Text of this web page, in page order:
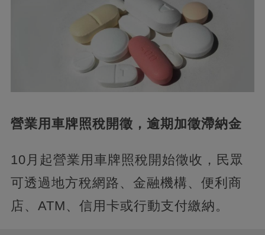
營業用車牌照稅開徵，逾期加徵滯納金
10月起營業用車牌照稅開始徵收，民眾
可透過地方稅網路、金融機構、便利商
店、ATM、信用卡或行動支付繳納。